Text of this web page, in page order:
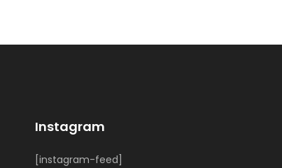
Instagram
[instagram-feed]